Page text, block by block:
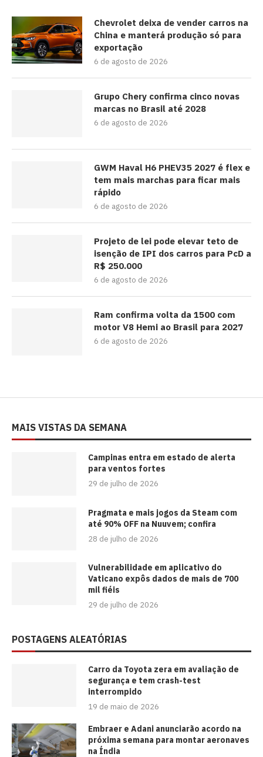
Chevrolet deixa de vender carros na
China e manterá produção só para
exportação
6 de agosto de 2026
Grupo Chery confirma cinco novas
marcas no Brasil até 2028
6 de agosto de 2026
GWM Haval H6 PHEV35 2027 é flex e
tem mais marchas para ficar mais
rápido
6 de agosto de 2026
Projeto de lei pode elevar teto de
isenção de IPI dos carros para PcD a
R$ 250.000
6 de agosto de 2026
Ram confirma volta da 1500 com
motor V8 Hemi ao Brasil para 2027
6 de agosto de 2026
MAIS VISTAS DA SEMANA
Campinas entra em estado de alerta
para ventos fortes
29 de julho de 2026
Pragmata e mais jogos da Steam com
até 90% OFF na Nuuvem; confira
28 de julho de 2026
Vulnerabilidade em aplicativo do
Vaticano expôs dados de mais de 700
mil fiéis
29 de julho de 2026
POSTAGENS ALEATÓRIAS
Carro da Toyota zera em avaliação de
segurança e tem crash-test
interrompido
19 de maio de 2026
Embraer e Adani anunciarão acordo na
próxima semana para montar aeronaves
na Índia